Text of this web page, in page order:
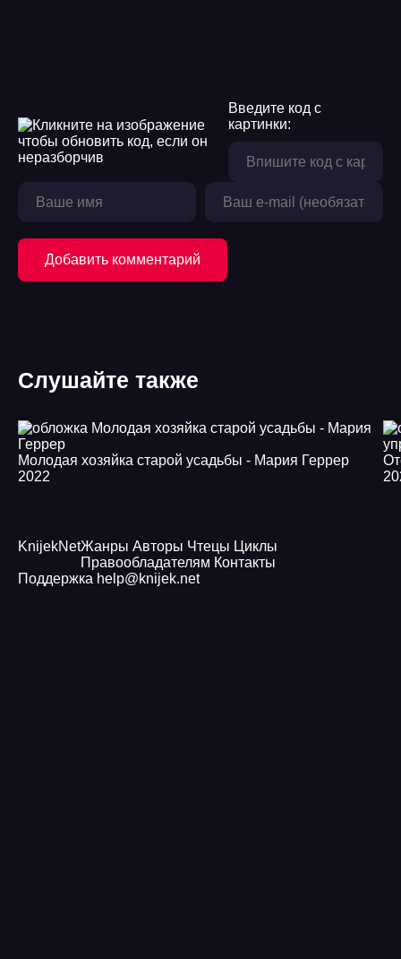
Введите код с
картинки:
Добавить комментарий
Слушайте также
Молодая хозяйка старой усадьбы - Мария Геррер
2022
KnijekNetЖанры Авторы Чтецы Циклы
Правообладателям Контакты
Поддержка help@knijek.net